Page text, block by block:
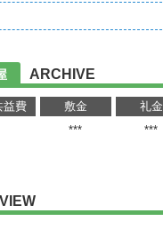
ARCHIVE
益費 敷金 礼金
*** ***